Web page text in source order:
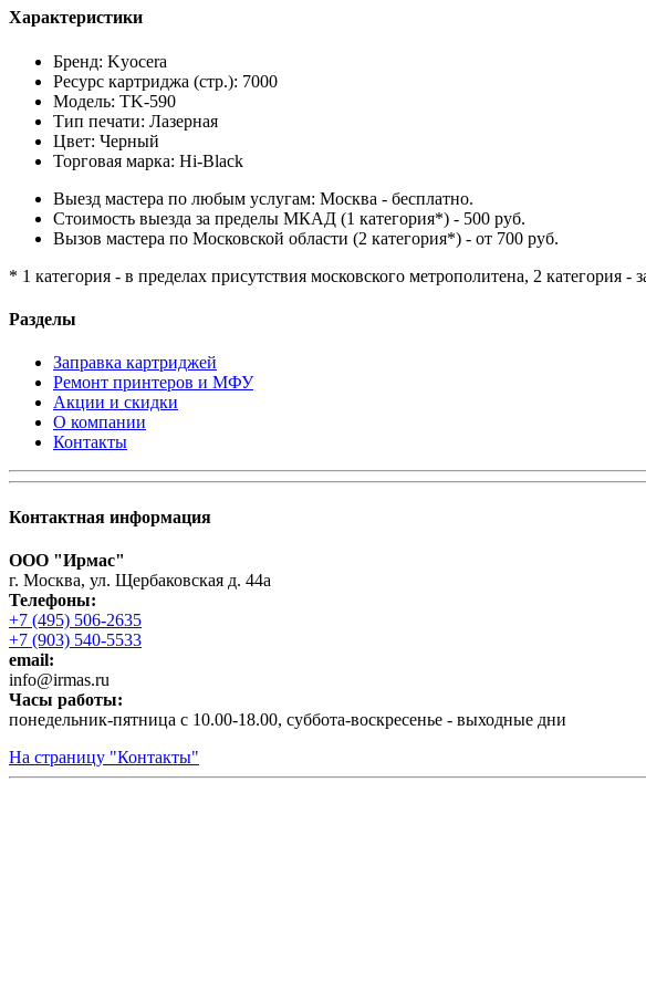
Характеристики
Бренд: Kyocera
Ресурс картриджа (стр.): 7000
Модель: TK-590
Тип печати: Лазерная
Цвет: Черный
Торговая марка: Hi-Black
Выезд мастера по любым услугам: Москва - бесплатно.
Стоимость выезда за пределы МКАД (1 категория*) - 500 руб.
Вызов мастера по Московской области (2 категория*) - от 700 руб.
* 1 категория - в пределах присутствия московского метрополитена, 2 категория -
Разделы
Заправка картриджей
Ремонт принтеров и МФУ
Акции и скидки
О компании
Контакты
Контактная информация
ООО "Ирмас"
г. Москва, ул. Щербаковская д. 44а
Телефоны:
+7 (495) 506-2635
+7 (903) 540-5533
email:
infо@irmas.ru
Часы работы:
понедельник-пятница с 10.00-18.00, суббота-воскресенье - выходные дни
На страницу "Контакты"